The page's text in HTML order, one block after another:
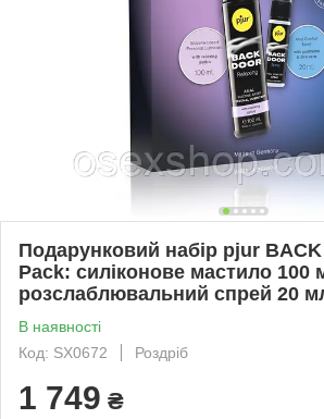
Подарунковий набір pjur
Pack: силіконове мастило 100
розслаблювальний спрей 20
В наявності
Код: SX0672
Роздріб
1 749 ₴